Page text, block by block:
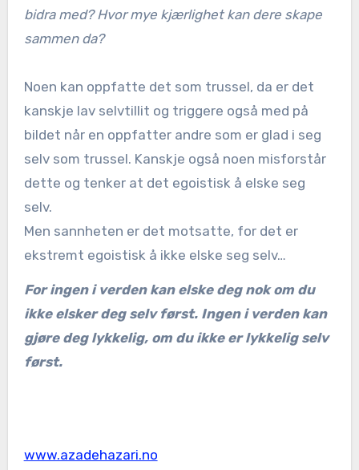
bidra med? Hvor mye kjærlighet kan dere skape
sammen da?
Noen kan oppfatte det som trussel, da er det
kanskje lav selvtillit og triggere også med på
bildet når en oppfatter andre som er glad i seg
selv som trussel. Kanskje også noen misforstår
dette og tenker at det egoistisk å elske seg
selv.
Men sannheten er det motsatte, for det er
ekstremt egoistisk å ikke elske seg selv…
For ingen i verden kan elske deg nok om du
ikke elsker deg selv først. Ingen i verden kan
gjøre deg lykkelig, om du ikke er lykkelig selv
først.
www.azadehazari.no